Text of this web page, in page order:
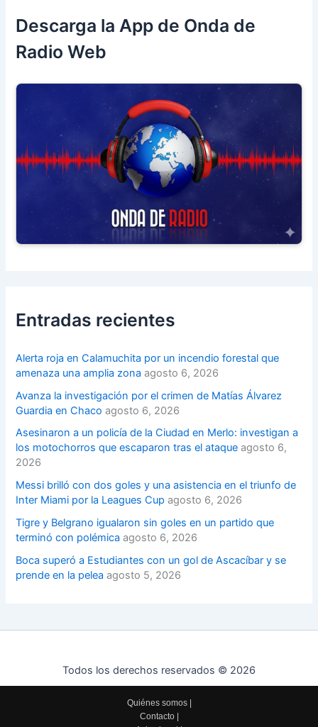
Descarga la App de Onda de
Radio Web
Entradas recientes
Alerta roja en Calamuchita por un incendio forestal que
amenaza una amplia zona agosto 6, 2026
Avanza la investigación por el crimen de Matías Álvarez
Guardia en Chaco agosto 6, 2026
Asesinaron a un policía de la Ciudad en Merlo: investigan a
los motochorros que escaparon tras el ataque agosto 6,
2026
Messi brilló con dos goles y una asistencia en el triunfo de
Inter Miami por la Leagues Cup agosto 6, 2026
Tigre y Belgrano igualaron sin goles en un partido que
terminó con polémica agosto 6, 2026
Boca superó a Estudiantes con un gol de Ascacíbar y se
prende en la pelea agosto 5, 2026
Todos los derechos reservados © 2026
Quiénes somos|
Contacto|